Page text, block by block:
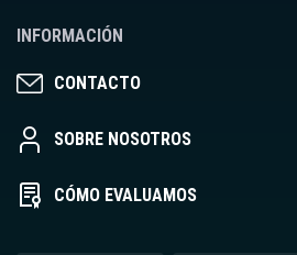
INFORMACIÓN
CONTACTO
SOBRE NOSOTROS
CÓMO EVALUAMOS